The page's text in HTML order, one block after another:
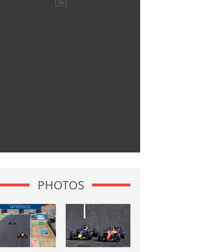
PHOTOS